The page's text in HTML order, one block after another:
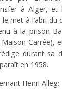
à Alger, et
met à l’abri du
à la prison
Carrée),
durant sa
en 1958.
Henri Alleg: